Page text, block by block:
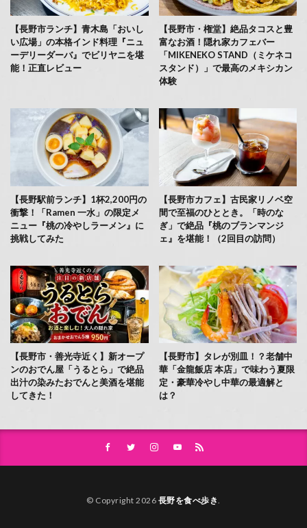
【長野市ランチ】青木島「おいし
い広場」の本格インド料理『ニュ
ーデリーダーバ』でビリヤニを堪
能！正直レビュー
【長野市・権堂】絶品タコスと豊
富なお酒！隠れ家カフェバー
「MIKENEKO STAND（ミケネコ
スタンド）」で最高のメキシカン
体験
【長野駅前ランチ】1杯2,200円の
衝撃！「Ramen 一水」の限定メ
ニュー『桃の冷やしラーメン』に
挑戦してみた
【長野市カフェ】古民家リノベ空
間で至福のひととき。「時のな
ぎ」で絶品『桃のブランマンジ
ェ』を堪能！（2回目の訪問）
【長野市・善光寺近く】新オープ
ンのおでん屋「うるとら」で絶品
出汁の染みたおでんと美酒を堪能
してきた！
【長野市】タレが別皿！？老舗中
華「金龍飯店 本店」で味わう夏限
定・豪華冷やし中華の最適解と
は？
© Copyright 2026 長野を食べ歩き.